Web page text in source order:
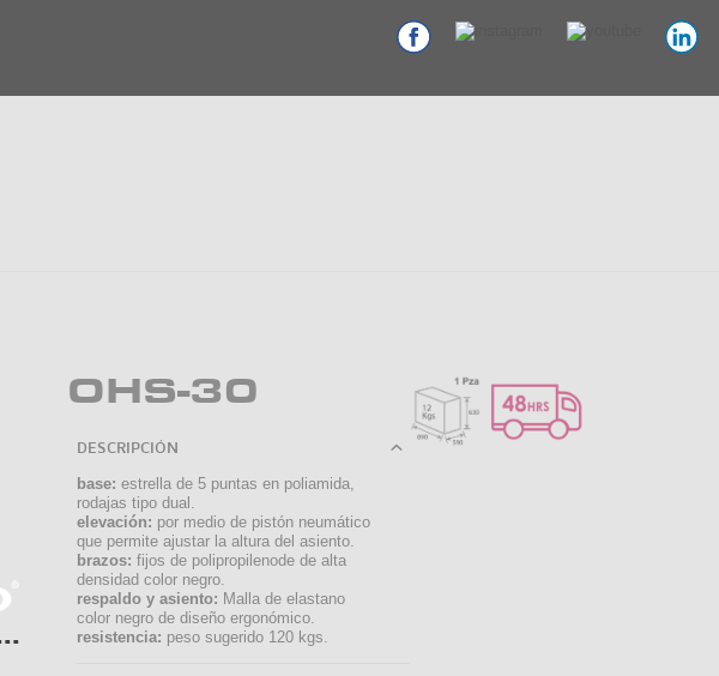
OHS-30
DESCRIPCIÓN
base: estrella de 5 puntas en poliamida,
rodajas tipo dual.
elevación: por medio de pistón neumático
que permite ajustar la altura del asiento.
brazos: fijos de polipropilenode de alta
densidad color negro.
respaldo y asiento: Malla de elastano
color negro de diseño ergonómico.
resistencia: peso sugerido 120 kgs.